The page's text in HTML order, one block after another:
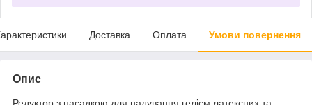
Доставка Оплата Умови повернення
Опис
Редуктор з насадкою для надування гелієм латексних та